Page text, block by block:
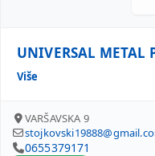
UNIVERSAL METAL
Više
VARŠAVSKA 9
0655379171